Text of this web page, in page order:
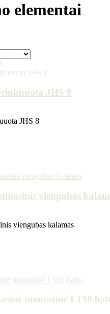
elementai
JHS 8
JHS 8
viengubas
viengubas kalamas
montažinė L150